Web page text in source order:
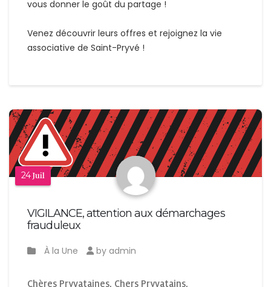
vous donner le goût du partage !
Venez découvrir leurs offres et rejoignez la vie
associative de Saint-Pryvé !
24Juil
VIGILANCE, attention aux démarchages
frauduleux
À la Une by admin
Chères Pryvataines, Chers Pryvatains,